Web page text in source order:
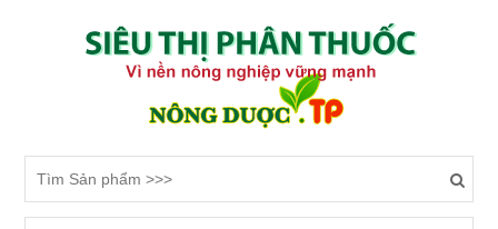
SIÊU THỊ PHÂN THUỐC